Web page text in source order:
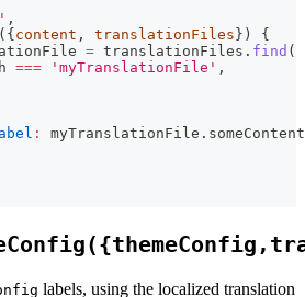
,
( {content , translationFiles} )
{
= translationFiles . find (
=== 'myTranslationFile' ,
: myTranslationFile .
labels, using the localized translation